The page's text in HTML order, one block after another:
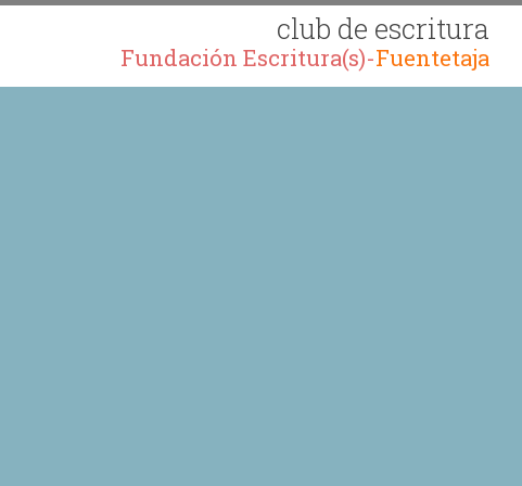
club de escritura
Fundación Escritura(s)-Fuentetaja